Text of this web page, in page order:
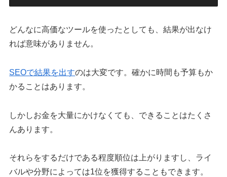
どんなに高価なツールを使ったとしても、結果が出なけ
れば意味がありません。
SEOで結果を出すのは大変です。確かに時間も予算もか
かることはあります。
しかしお金を大量にかけなくても、できることはたくさ
んあります。
それらをするだけである程度順位は上がりますし、ライ
バルや分野によっては1位を獲得することもできます。